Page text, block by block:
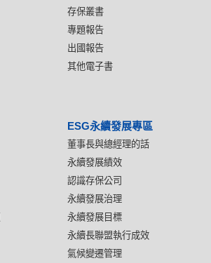
存保叢書
專題報告
出國報告
其他電子書
ESG永續發展專區
董事長與總經理的話
永續發展績效
認識存保公司
永續發展治理
永續發展目標
永續長聯盟執行成效
氣候變遷管理